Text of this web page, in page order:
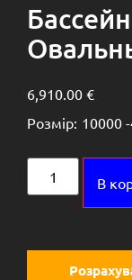
6,910.00 €
Розмір: 10000 -
В